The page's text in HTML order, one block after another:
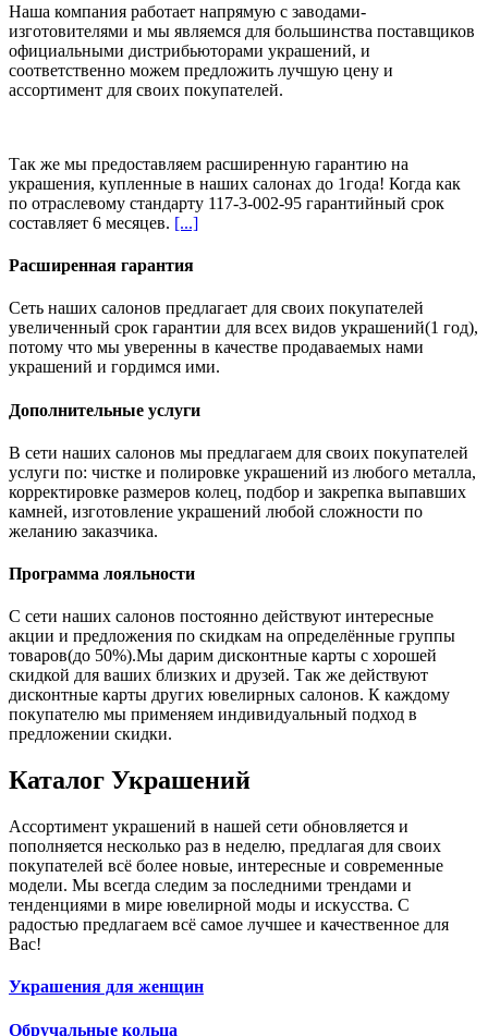
Наша компания работает напрямую с заводами-
изготовителями и мы являемся для большинства поставщиков
официальными дистрибьюторами украшений, и
соответственно можем предложить лучшую цену и
ассортимент для своих покупателей.
Так же мы предоставляем расширенную гарантию на
украшения, купленные в наших салонах до 1года! Когда как
по отраслевому стандарту 117-3-002-95 гарантийный срок
составляет 6 месяцев. [...]
Расширенная гарантия
Сеть наших салонов предлагает для своих покупателей
увеличенный срок гарантии для всех видов украшений(1 год),
потому что мы уверенны в качестве продаваемых нами
украшений и гордимся ими.
Дополнительные услуги
В сети наших салонов мы предлагаем для своих покупателей
услуги по: чистке и полировке украшений из любого металла,
корректировке размеров колец, подбор и закрепка выпавших
камней, изготовление украшений любой сложности по
желанию заказчика.
Программа лояльности
С сети наших салонов постоянно действуют интересные
акции и предложения по скидкам на определённые группы
товаров(до 50%).Мы дарим дисконтные карты с хорошей
скидкой для ваших близких и друзей. Так же действуют
дисконтные карты других ювелирных салонов. К каждому
покупателю мы применяем индивидуальный подход в
предложении скидки.
Каталог Украшений
Ассортимент украшений в нашей сети обновляется и
пополняется несколько раз в неделю, предлагая для своих
покупателей всё более новые, интересные и современные
модели. Мы всегда следим за последними трендами и
тенденциями в мире ювелирной моды и искусства. С
радостью предлагаем всё самое лучшее и качественное для
Вас!
Украшения для женщин
Обручальные кольца